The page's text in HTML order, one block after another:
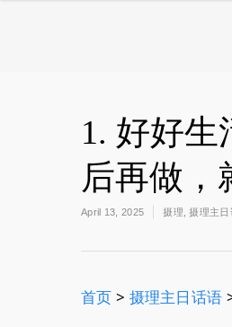
1. 好好生
后再做，
April 13, 2025 摄理 ,摄理主日
首页 > 摄理主日话语